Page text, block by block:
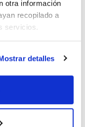
otra información
recopilado a
servicios.
detalles